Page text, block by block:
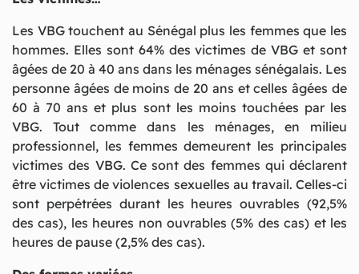
Les VBG touchent au Sénégal plus les femmes que les
hommes. Elles sont 64% des victimes de VBG et sont
âgées de 20 à 40 ans dans les ménages sénégalais. Les
personne âgées de moins de 20 ans et celles âgées de
60 à 70 ans et plus sont les moins touchées par les
VBG. Tout comme dans les ménages, en milieu
professionnel, les femmes demeurent les principales
victimes des VBG. Ce sont des femmes qui déclarent
être victimes de violences sexuelles au travail. Celles-ci
sont perpétrées durant les heures ouvrables (92,5%
des cas), les heures non ouvrables (5% des cas) et les
heures de pause (2,5% des cas).